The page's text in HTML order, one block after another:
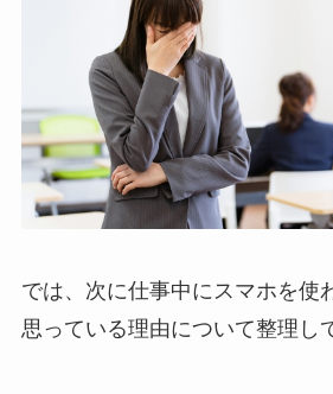
では、次に仕事中にスマホを使
思っている理由について整理し